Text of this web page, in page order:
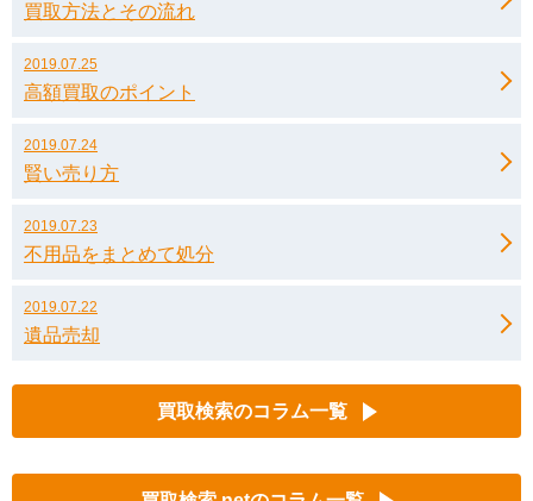
買取方法とその流れ
2019.07.25
高額買取のポイント
2019.07.24
賢い売り方
2019.07.23
不用品をまとめて処分
2019.07.22
遺品売却
買取検索のコラム一覧